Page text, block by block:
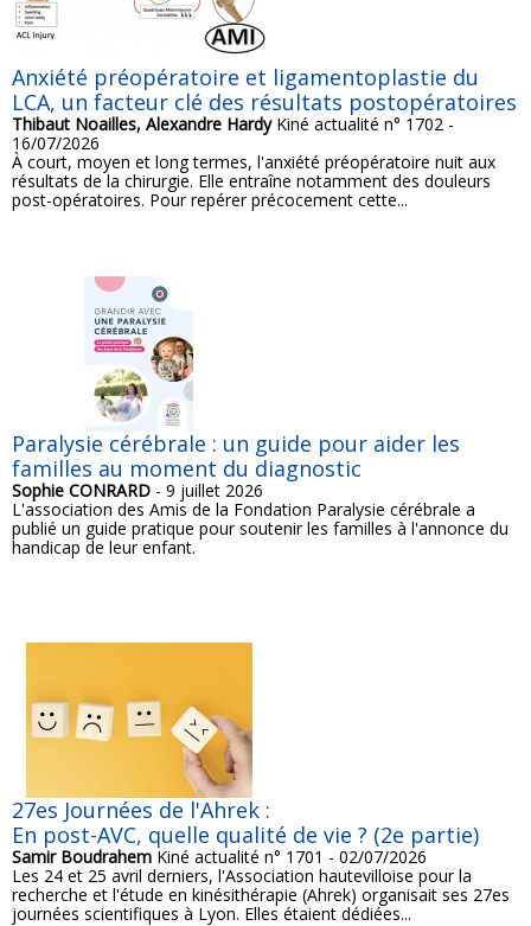
Anxiété préopératoire et ligamentoplastie du
LCA, un facteur clé des résultats postopératoires
Thibaut Noailles, Alexandre HardyKiné actualité n° 1702 -
16/07/2026
À court, moyen et long termes, l'anxiété préopératoire nuit aux
résultats de la chirurgie. Elle entraîne notamment des douleurs
post-opératoires. Pour repérer précocement cette...
Paralysie cérébrale : un guide pour aider les
familles au moment du diagnostic
Sophie CONRARD - 9 juillet 2026
L'association des Amis de la Fondation Paralysie cérébrale a
publié un guide pratique pour soutenir les familles à l'annonce du
handicap de leur enfant.
27es Journées de l'Ahrek :
En post-AVC, quelle qualité de vie ? (2e partie)
Samir Boudrahem Kiné actualité n° 1701 - 02/07/2026
Les 24 et 25 avril derniers, l'Association hautevilloise pour la
recherche et l'étude en kinésithérapie (Ahrek) organisait ses 27es
journées scientifiques à Lyon. Elles étaient dédiées...